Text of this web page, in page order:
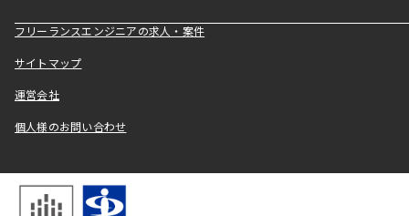
フリーランスエンジニアの求人・案件
サイトマップ
運営会社
個人様のお問い合わせ